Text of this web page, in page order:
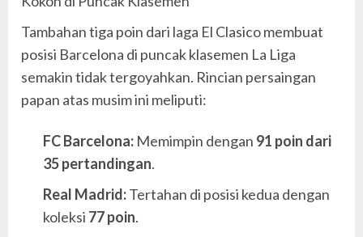
Tambahan tiga poin dari laga El Clasico membuat
posisi Barcelona di puncak klasemen La Liga
semakin tidak tergoyahkan. Rincian persaingan
papan atas musim ini meliputi:
FC Barcelona: Memimpin dengan 91 poin dari
35 pertandingan.
Real Madrid:Tertahan di posisi kedua dengan
koleksi 77 poin.